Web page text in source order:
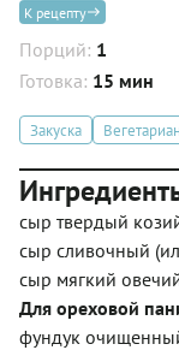
К рецепту
Порций: 1
Готовка: 15 мин
Закуска
сыр твердый
сыр сливочный
сыр мягкий
Для ореховой
фундук